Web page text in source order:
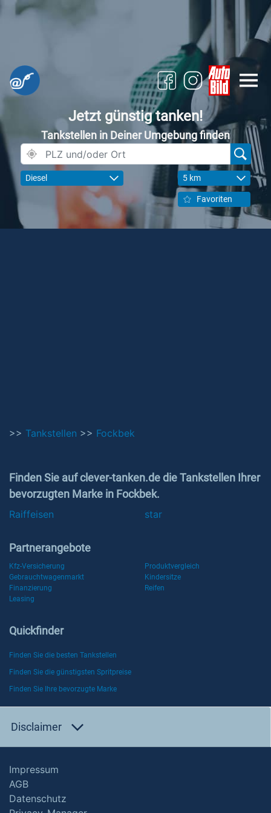
Jetzt günstig tanken!
Tankstellen in Deiner Umgebung finden
Diesel 5 km
Favoriten
>> Tankstellen >> Fockbek
Finden Sie auf clever-tanken.de die Tankstellen Ihrer
bevorzugten Marke in Fockbek.
Raiffeisen star
Partnerangebote
Kfz-Versicherung
Produktvergleich
Gebrauchtwagenmarkt
Kindersitze
Finanzierung
Reifen
Leasing
Quickfinder
Finden Sie die besten Tankstellen
Finden Sie die günstigsten Spritpreise
Finden Sie Ihre bevorzugte Marke
Disclaimer
Impressum
AGB
Datenschutz